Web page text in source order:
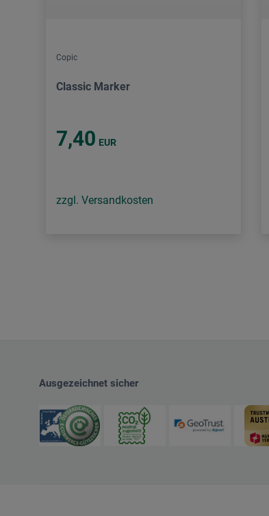
Copic
Classic Marker
7,40 EUR
zzgl. Versandkosten
Ausgezeichnet sicher